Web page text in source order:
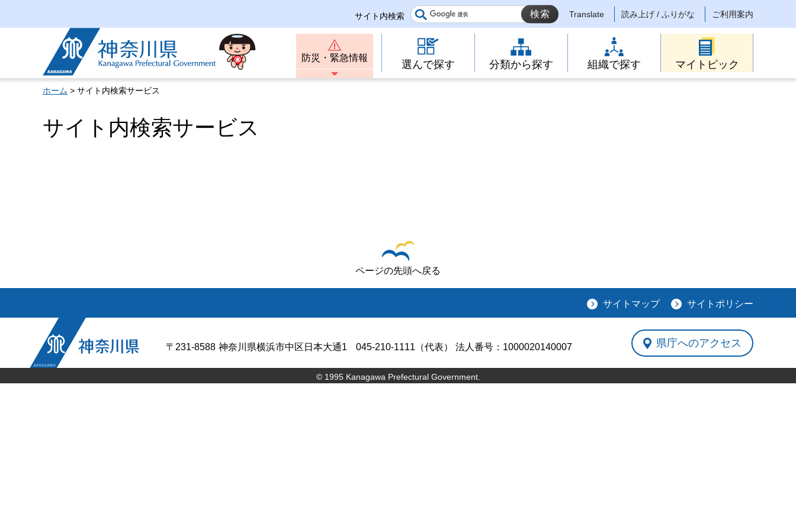
サイト内検索 Translate 読み上げ / ふりがな ご利用案内
神奈川県
防災・緊急情報
選んで探す 分類から探す 組織で探す マイトピック
ホーム > サイト内検索サービス
サイト内検索サービス
ページの先頭へ戻る
サイトマップ サイトポリシー
〒231-8588 神奈川県横浜市中区日本大通1 045-210-1111（代表） 法人番号：1000020140007 県庁へのアクセス
© 1995 Kanagawa Prefectural Government.